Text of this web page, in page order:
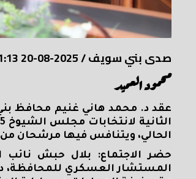
صدى بني سويف/
2025-08-20 16:01:13
محمود العميد
عقد د. محمد هاني غنيم محافظ
الحالي، ويتنافس فيها مرشحان
حضر الاجتماع: بلال حبش نائب
المستشار العسكري للمحافظة،